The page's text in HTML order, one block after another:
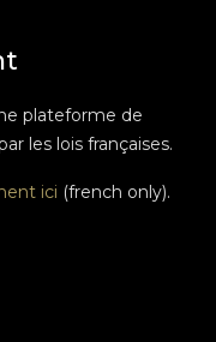
plateforme de
les lois françaises.
ici (french only).